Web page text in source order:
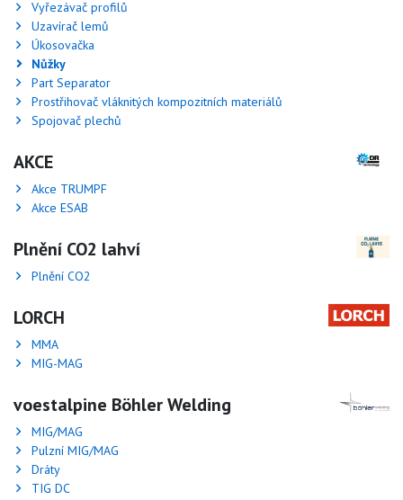
Vyřezávač profilů
Uzavírač lemů
Úkosovačka
Nůžky
Part Separator
Prostřihovač vláknitých kompozitních materiálů
Spojovač plechů
AKCE
Akce TRUMPF
Akce ESAB
Plnění CO2 lahví
Plnění CO2
LORCH
MMA
MIG-MAG
voestalpine Böhler Welding
MIG/MAG
Pulzní MIG/MAG
Dráty
TIG DC